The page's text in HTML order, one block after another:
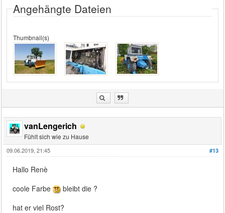
Angehängte Dateien
Thumbnail(s)
vanLengerich
Fühlt sich wie zu Hause
#13
09.06.2019, 21:45
Hallo Renè
coole Farbe
bleibt die ?
hat er viel Rost?